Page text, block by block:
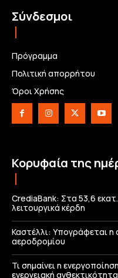
Σύνδεσμοι
Πρόγραμμα
Πολιτική απορρήτου
Όροι Χρήσης
Κορυφαία της
CrediaBank: Στα 53,6
λειτουργικά κέρδη
Καστέλλι: Υπογράφεται η
αεροδρομίου
Τι σημαίνει η
ενεργειακή